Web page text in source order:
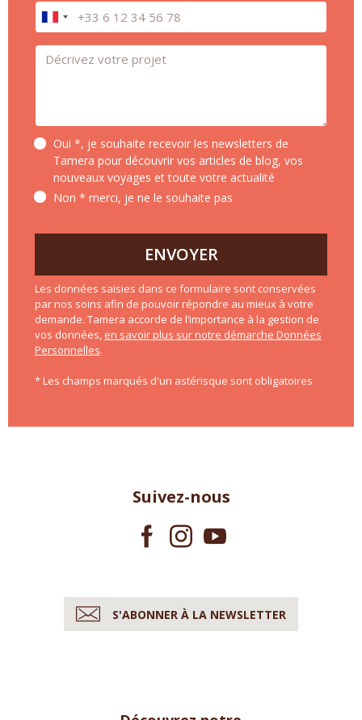
Téléphone
Message *
Oui *, je souhaite recevoir les newsletters de
Tamera pour découvrir vos articles de blog, vos
nouveaux voyages et toute votre actualité
Non * merci, je ne le souhaite pas
ENVOYER
Les données saisies dans ce formulaire sont conservées
par nos soins afin de pouvoir répondre au mieux à votre
demande. Tamera accorde de l’importance à la gestion de
vos données, en savoir plus sur notre démarche Données
Personnelles.
* Les champs marqués d'un astérisque sont obligatoires
Suivez-nous
S'ABONNER À LA NEWSLETTER